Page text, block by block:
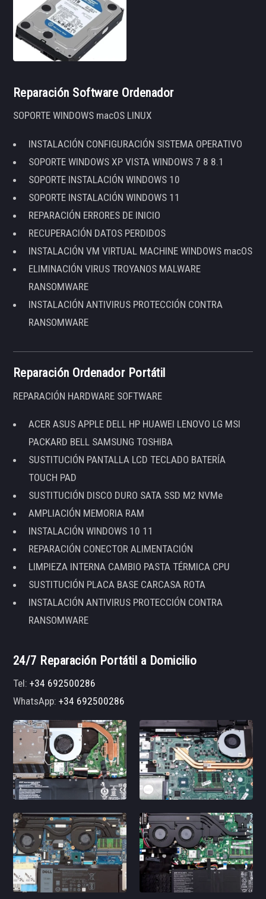
Reparación Software Ordenador
SOPORTE WINDOWS macOS LINUX
INSTALACIÓN CONFIGURACIÓN SISTEMA OPERATIVO
SOPORTE WINDOWS XP VISTA WINDOWS 7 8 8.1
SOPORTE INSTALACIÓN WINDOWS 10
SOPORTE INSTALACIÓN WINDOWS 11
REPARACIÓN ERRORES DE INICIO
RECUPERACIÓN DATOS PERDIDOS
INSTALACIÓN VM VIRTUAL MACHINE WINDOWS macOS
ELIMINACIÓN VIRUS TROYANOS MALWARE
RANSOMWARE
INSTALACIÓN ANTIVIRUS PROTECCIÓN CONTRA
RANSOMWARE
Reparación Ordenador Portátil
REPARACIÓN HARDWARE SOFTWARE
ACER ASUS APPLE DELL HP HUAWEI LENOVO LG MSI
PACKARD BELL SAMSUNG TOSHIBA
SUSTITUCIÓN PANTALLA LCD TECLADO BATERÍA
TOUCH PAD
SUSTITUCIÓN DISCO DURO SATA SSD M2 NVMe
AMPLIACIÓN MEMORIA RAM
INSTALACIÓN WINDOWS 10 11
REPARACIÓN CONECTOR ALIMENTACIÓN
LIMPIEZA INTERNA CAMBIO PASTA TÉRMICA CPU
SUSTITUCIÓN PLACA BASE CARCASA ROTA
INSTALACIÓN ANTIVIRUS PROTECCIÓN CONTRA
RANSOMWARE
24/7 Reparación Portátil a Domicilio
Tel:+34 692500286
WhatsApp:+34 692500286